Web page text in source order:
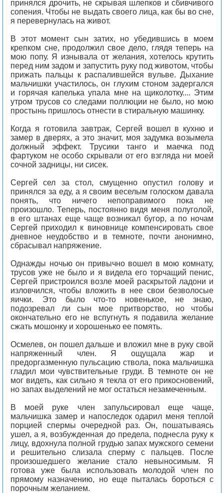
принялся дрочить, не скрывая шлепков и сбивчивого
сопения. Чтобы не выдать своего лица, как бы во сне,
я перевернулась на живот.
В этот момент сын затих, но убедившись в моем
крепком сне, продолжил свое дело, глядя теперь на
мою попу. Я изнывала от желания, хотелось крутить
перед ним задом и запустить руку под животом, чтобы
прижать пальцы к распалившейся вульве. Дыхание
мальчишки участилось, он глухим стоном задергался
и горячая капелька упала мне на щиколотку.... Этим
утром трусов со следами поллюции не было, но мою
простынь пришлось отнести в стиральную машинку.
Когда я готовила завтрак, Сергей вошел в кухню и
замер в дверях, а это значит, моя задумка возымела
должный эффект. Трусики танго и маечка под
фартуком не особо скрывали от его взгляда ни моей
сочной задницы, ни сисек.
Сергей сел за стол, смущенно опустил голову и
принялся за еду, а я своим веселым голоском давала
понять, что ничего непоправимого пока не
произошло. Теперь, постоянно видя меня полуголой,
в его штанах еще чаще возникал бугор, а по ночам
Сергей приходил к виновнице компенсировать свое
дневное неудобство и в темноте, почти анонимно,
сбрасывал напряжение.
Однажды ночью он привычно вошел в мою комнату,
трусов уже не было и я видела его торчащий пенис,
Сергей пристроился возле моей раскрытой ладони и
изловчился, чтобы вложить в нее свои безволосые
яички. Это было что-то новенькое, не знаю,
подозревал ли сын мое притворство, но чтобы
окончательно его не вспугнуть я подавила желание
сжать мошонку и хорошенько ее помять.
Осмелев, он пошел дальше и вложил мне в руку свой
напряженный член. Я ощущала жар и
предоргазменную пульсацию ствола, пока мальчишка
гладил мои чувствительные груди. В темноте он не
мог видеть, как сильно я текла от его прикосновений,
но запах выделений не мог остаться незамеченным.
В моей руке член запульсировал еще чаще,
мальчишка замер и напоследок одарил меня теплой
порцией спермы очередной раз. Он, пошатываясь
ушел, а я, возбужденная до предела, поднесла руку к
лицу, вдохнула полной грудью запах мужского семени
и решительно слизала сперму с пальцев. После
произошедшего желание стало невыносимым. Я
готова уже была использовать молодой член по
прямому назначению, но еще пыталась бороться с
порочным желанием.